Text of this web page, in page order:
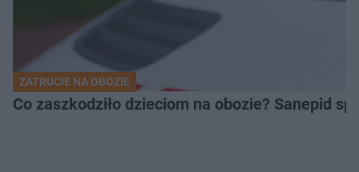
ZATRUCIE NA OBOZIE
Co zaszkodziło dzieciom na obozie? Sanepid